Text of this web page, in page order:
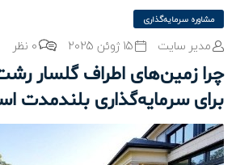
مشاوره سرمایه‌گذاری
مدیر سایت 15 ژوئن 2025 0 نظر
چرا زمین‌های اطراف گلسار
برای سرمایه‌گذاری بلندمدت